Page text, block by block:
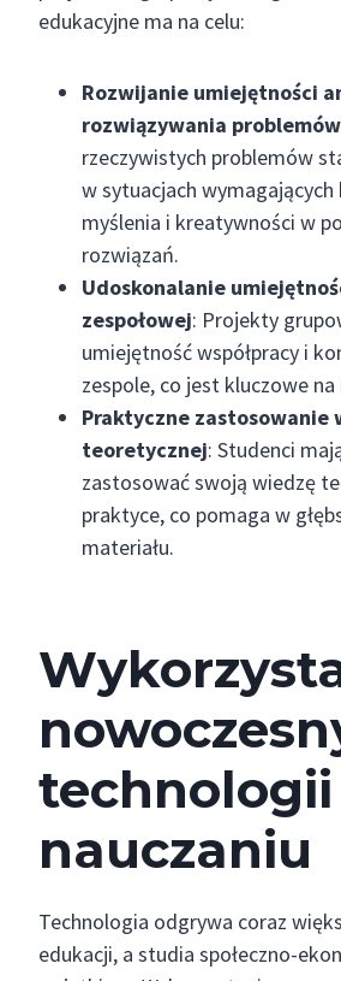
edukacyjne ma na celu:
Rozwijanie umiejętności
rozwiązywania problemów
rzeczywistych problemów
w sytuacjach
myślenia i kreatywności w
rozwiązań.
Udoskonalanie
zespołowej: Projekty
umiejętność współpracy i
zespole, co jest kluczowe na
Praktyczne zastosowanie
teoretycznej: Studenci
zastosować swoją wiedzę
praktyce, co pomaga w
materiału.
nauczaniu
Technologia odgrywa coraz
edukacji, a studia społeczno-